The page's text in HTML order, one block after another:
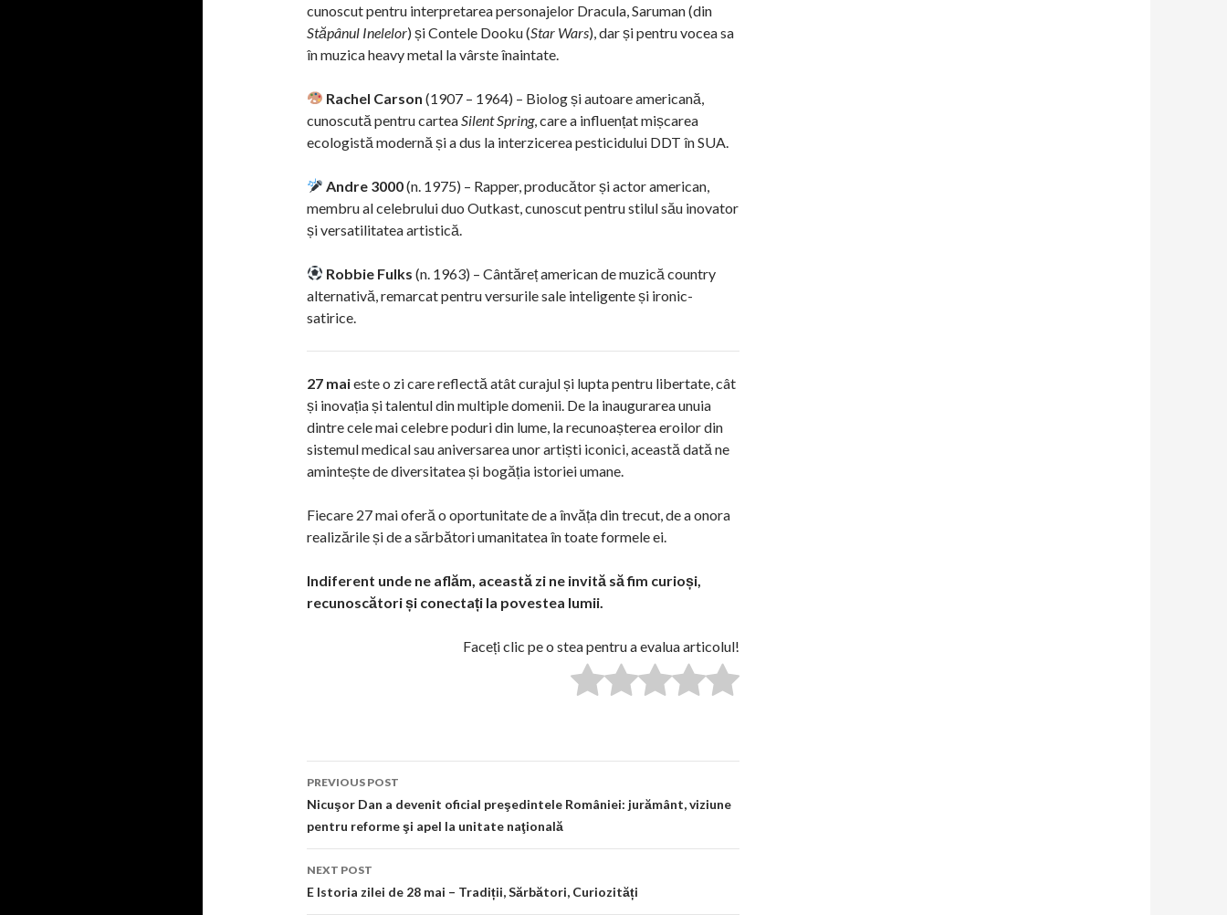
cunoscut pentru interpretarea personajelor Dracula, Saruman (din
Stăpânul Inelelor) și Contele Dooku (Star Wars), dar și pentru vocea sa
în muzica heavy metal la vârste înaintate.
Rachel Carson (1907 – 1964) – Biolog și autoare americană,
cunoscută pentru cartea Silent Spring, care a influențat mișcarea
ecologistă modernă și a dus la interzicerea pesticidului DDT în SUA.
Andre 3000(n. 1975) – Rapper, producător și actor american,
membru al celebrului duo Outkast, cunoscut pentru stilul său inovator
și versatilitatea artistică.
Robbie Fulks (n. 1963) – Cântăreț american de muzică country
alternativă, remarcat pentru versurile sale inteligente și ironic-
satirice.
27 maieste o zi care reflectă atât curajul și lupta pentru libertate, cât
și inovația și talentul din multiple domenii. De la inaugurarea unuia
dintre cele mai celebre poduri din lume, la recunoașterea eroilor din
sistemul medical sau aniversarea unor artiști iconici, această dată ne
amintește de diversitatea și bogăția istoriei umane.
Fiecare 27 mai oferă o oportunitate de a învăța din trecut, de a onora
realizările și de a sărbători umanitatea în toate formele ei.
Indiferent unde ne aflăm, această zi ne invită să fim curioși,
recunoscători și conectați la povestea lumii.
Faceți clic pe o stea pentru a evalua articolul!
Post
navigation
PREVIOUS POST
Nicuşor Dan a devenit oficial preşedintele României: jurământ, viziune
pentru reforme şi apel la unitate naţională
NEXT POST
E Istoria zilei de 28 mai – Tradiții, Sărbători, Curiozități